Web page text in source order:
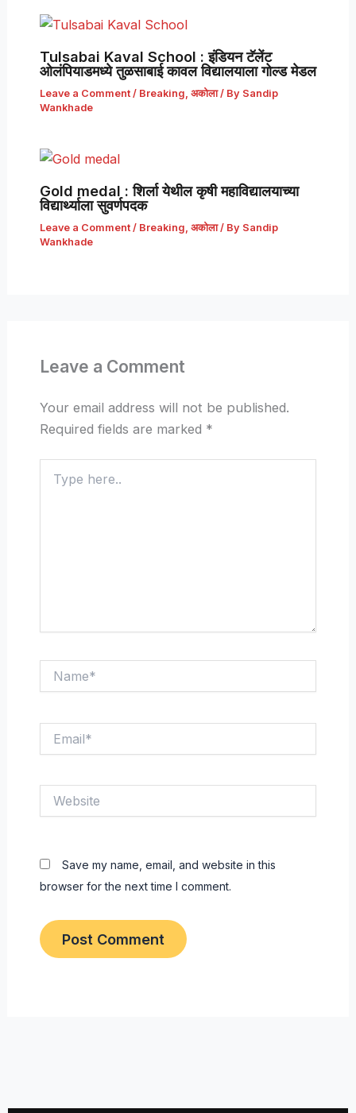
Tulsabai Kaval School : इंडियन टॅलेंट
ओलंपियाडमध्ये तुळसाबाई कावल विद्यालयाला गोल्ड मेडल
Leave a Comment / Breaking अकोला/ By Sandip
Wankhade
Gold medal : शिर्ला येथील कृषी महाविद्यालयाच्या
विद्यार्थ्याला सुवर्णपदक
Leave a Comment / Breaking अकोला/ By Sandip
Wankhade
Leave a Comment
Your email address will not be published.
Required fields are marked *
here..
Save my name, email, and website in this
browser for the next time I comment.